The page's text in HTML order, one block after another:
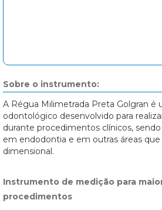
Sobre o instrumento:
A Régua Milimetrada Preta Golgran é
odontológico desenvolvido para
durante procedimentos clínicos,
em endodontia e em outras áreas
dimensional.
Instrumento de medição para
procedimentos